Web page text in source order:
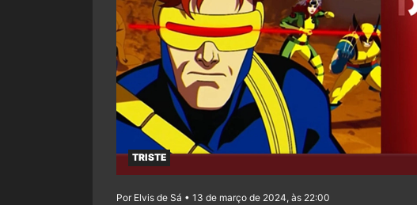
TRISTE
Por Elvis de Sá • 13 de março de 2024, às 22:00